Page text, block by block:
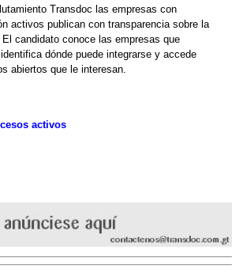
Transdoc las empresas con
activos publican con transparencia sobre la
candidato conoce las empresas que
dónde puede integrarse y accede
abiertos que le interesan.
activos